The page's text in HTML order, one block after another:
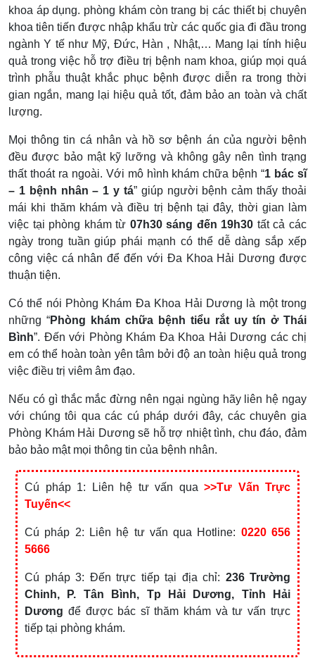
khoa áp dụng. phòng khám còn trang bị các thiết bị chuyên
khoa tiên tiến được nhập khẩu trừ các quốc gia đi đầu trong
ngành Y tế như Mỹ, Đức, Hàn , Nhật,… Mang lại tính hiệu
quả trong việc hỗ trợ điều trị bệnh nam khoa, giúp mọi quá
trình phẫu thuật khắc phục bệnh được diễn ra trong thời
gian ngắn, mang lại hiệu quả tốt, đảm bảo an toàn và chất
lượng.
Mọi thông tin cá nhân và hồ sơ bệnh án của người bệnh
đều được bảo mật kỹ lưỡng và không gây nên tình trạng
thất thoát ra ngoài. Với mô hình khám chữa bệnh “1 bác sĩ
– 1 bệnh nhân – 1 y tá” giúp người bệnh cảm thấy thoải
mái khi thăm khám và điều trị bệnh tại đây, thời gian làm
việc tại phòng khám từ 07h30 sáng đến 19h30 tất cả các
ngày trong tuần giúp phái mạnh có thể dễ dàng sắp xếp
công việc cá nhân để đến với Đa Khoa Hải Dương được
thuận tiện.
Có thể nói Phòng Khám Đa Khoa Hải Dương là một trong
những “Phòng khám chữa bệnh tiểu rắt uy tín ở Thái
Bình”. Đến với Phòng Khám Đa Khoa Hải Dương các chị
em có thể hoàn toàn yên tâm bởi độ an toàn hiệu quả trong
việc điều trị viêm âm đạo.
Nếu có gì thắc mắc đừng nên ngại ngùng hãy liên hệ ngay
với chúng tôi qua các cú pháp dưới đây, các chuyên gia
Phòng Khám Hải Dương sẽ hỗ trợ nhiệt tình, chu đáo, đảm
bảo bảo mật mọi thông tin của bệnh nhân.
Cú pháp 1: Liên hệ tư vấn qua >>Tư Vấn Trực
Tuyến<<
Cú pháp 2: Liên hệ tư vấn qua Hotline: 0220 656
5666
Cú pháp 3: Đến trực tiếp tại địa chỉ: 236 Trường
Chinh, P. Tân Bình, Tp Hải Dương, Tỉnh Hải
Dương để được bác sĩ thăm khám và tư vấn trực
tiếp tại phòng khám.